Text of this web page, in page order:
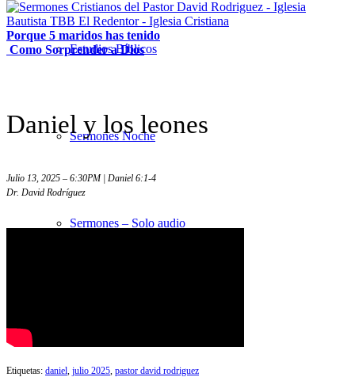
Estudios Bíblicos
Sermones Noche
Sermones – Solo audio
Porque 5 maridos has tenido
Como Sorprender a Dios
Daniel y los leones
Julio 13, 2025 – 6:30PM | Daniel 6:1-4
Dr. David Rodríguez
Etiquetas: daniel julio 2025 pastor david rodriguez